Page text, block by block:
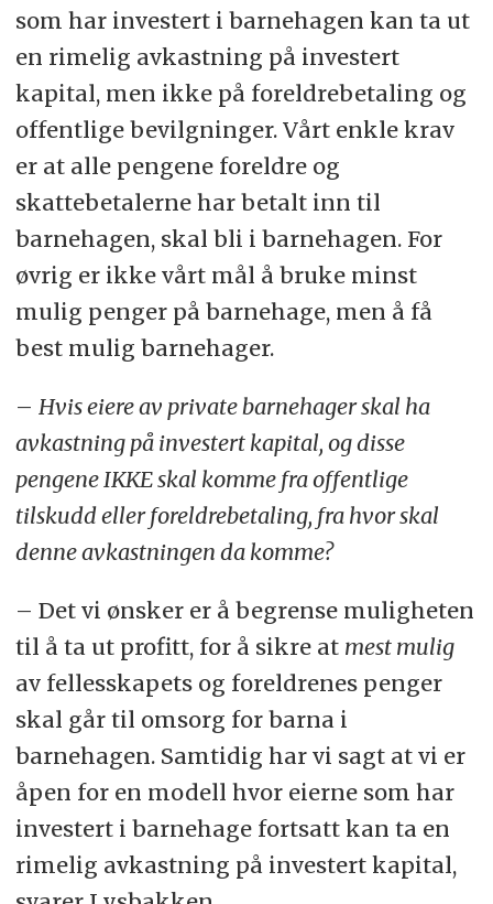
som har investert i barnehagen kan ta ut
en rimelig avkastning på investert
kapital, men ikke på foreldrebetaling og
offentlige bevilgninger. Vårt enkle krav
er at alle pengene foreldre og
skattebetalerne har betalt inn til
barnehagen, skal bli i barnehagen. For
øvrig er ikke vårt mål å bruke minst
mulig penger på barnehage, men å få
best mulig barnehager.
– Hvis eiere av private barnehager skal ha
avkastning på investert kapital, og disse
pengene IKKE skal komme fra offentlige
tilskudd eller foreldrebetaling, fra hvor skal
denne avkastningen da komme?
– Det vi ønsker er å begrense muligheten
til å ta ut profitt, for å sikre at mest mulig
av fellesskapets og foreldrenes penger
skal går til omsorg for barna i
barnehagen. Samtidig har vi sagt at vi er
åpen for en modell hvor eierne som har
investert i barnehage fortsatt kan ta en
rimelig avkastning på investert kapital,